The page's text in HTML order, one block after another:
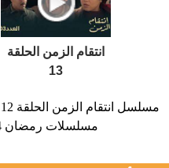
انتقام الزمن الحلقة
13
مسلسلات رمضان 2024 في موقع فرفش